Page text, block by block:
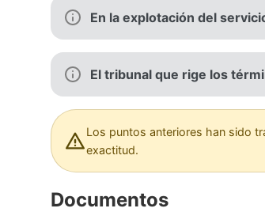
En la explotación del
El tribunal que rige los
Los puntos anteriores han sido
exactitud.
Documentos